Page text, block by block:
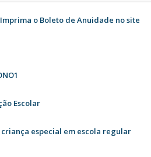
o Boleto de Anuidade no site
Escolar
especial em escola regular